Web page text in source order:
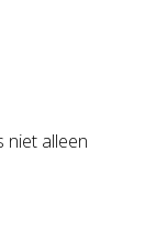
niet alleen